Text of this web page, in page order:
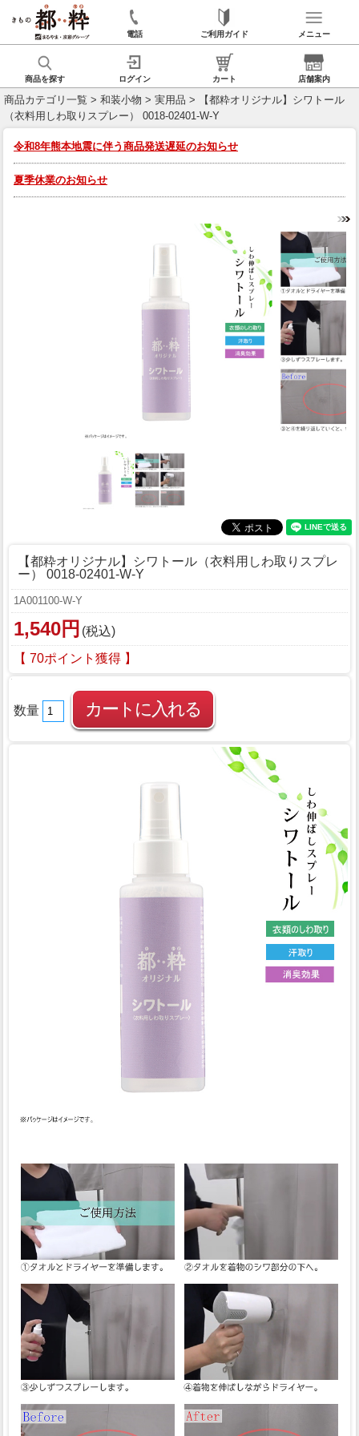
電話 ご利用ガイド メニュー
商品を探す ログイン カート 店舗案内
商品カテゴリ一覧 > 和装小物 > 実用品 > 【都粋オリジナル】シワトール
（衣料用しわ取りスプレー） 0018-02401-W-Y
令和8年熊本地震に伴う商品発送遅延のお知らせ
夏季休業のお知らせ
【都粋オリジナル】シワトール（衣料用しわ取りスプレ
ー） 0018-02401-W-Y
1A001100-W-Y
1,540円 (税込)
【 70ポイント獲得 】
数量